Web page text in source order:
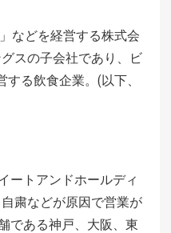
などを経営する株式会
スの子会社であり、ビ
る飲食企業。(以下、
ートアンドホールディ
粛などが原因で営業が
である神戸、大阪、東